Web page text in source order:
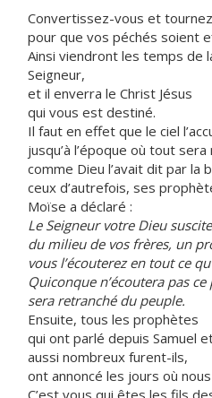
Convertissez-vous et
pour que vos péchés soient
Ainsi viendront les temps de
Seigneur,
et il enverra le Christ Jésus
qui vous est destiné.
Il faut en effet que le ciel
jusqu’à l’époque où tout
comme Dieu l’avait dit par la
ceux d’autrefois, ses
Moïse a déclaré :
Le Seigneur votre Dieu
du milieu de vos frères, un
vous l’écouterez en tout ce
Quiconque n’écoutera pas
sera retranché du peuple.
Ensuite, tous les prophètes
qui ont parlé depuis Samuel
aussi nombreux furent-ils,
ont annoncé les jours où
C’est vous qui êtes les fils